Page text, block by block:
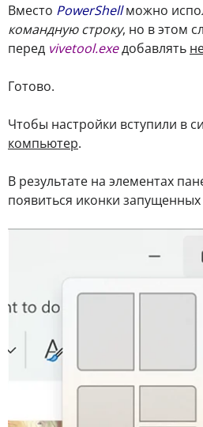
Вместо PowerShellможно
командную строку, но в этом
перед vivetool.exeдобавлять
Готово.
Чтобы настройки вступили в
компьютер.
В результате на элементах
появиться иконки